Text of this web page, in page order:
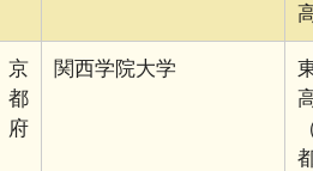
京
都
府
関西学院大学